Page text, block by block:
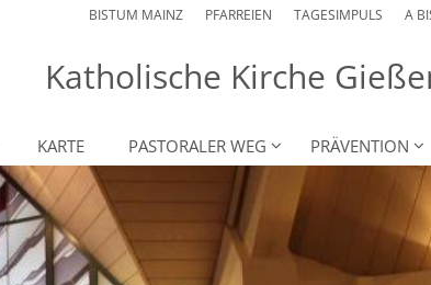
BISTUM MAINZ PFARREIEN TAGESIMPULS A
Katholische Kirche
KARTE PASTORALER WEG PRÄVENTION